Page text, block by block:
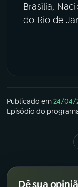
Brasília,
do Rio de
Publicado em24/04/
Episódio do